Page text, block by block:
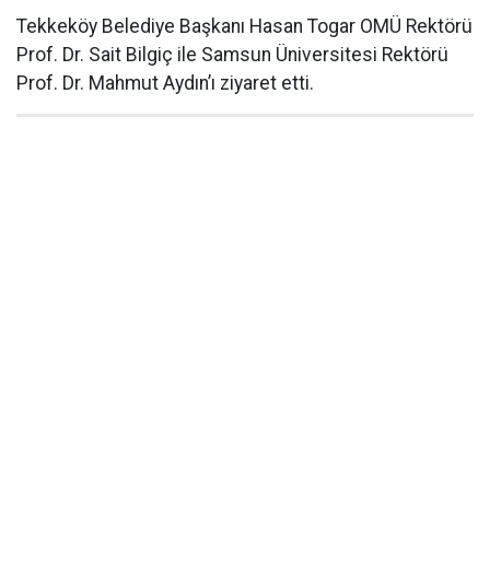
Tekkeköy Belediye Başkanı Hasan Togar OMÜ Rektörü
Prof. Dr. Sait Bilgiç ile Samsun Üniversitesi Rektörü
Prof. Dr. Mahmut Aydın’ı ziyaret etti.